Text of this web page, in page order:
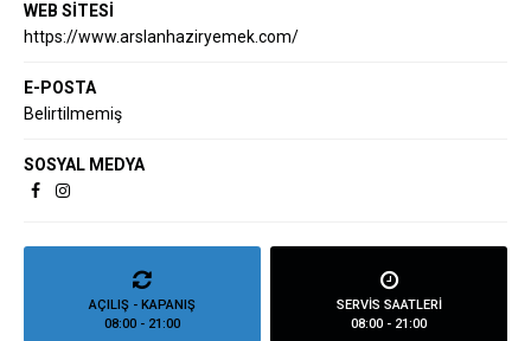
WEB SİTESİ
https://www.arslanhaziryemek.com/
E-POSTA
Belirtilmemiş
SOSYAL MEDYA
AÇILIŞ - KAPANIŞ
08:00 - 21:00
SERVİS SAATLERİ
08:00 - 21:00